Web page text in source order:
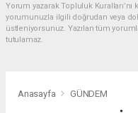
Yorum yazarak Topluluk
yorumunuzla ilgili doğrudan veya
üstleniyorsunuz. Yazılan tüm
tutulamaz.
Anasayfa GÜNDEM